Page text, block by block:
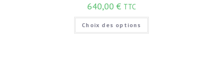
640,00 € TTC
Choix des options